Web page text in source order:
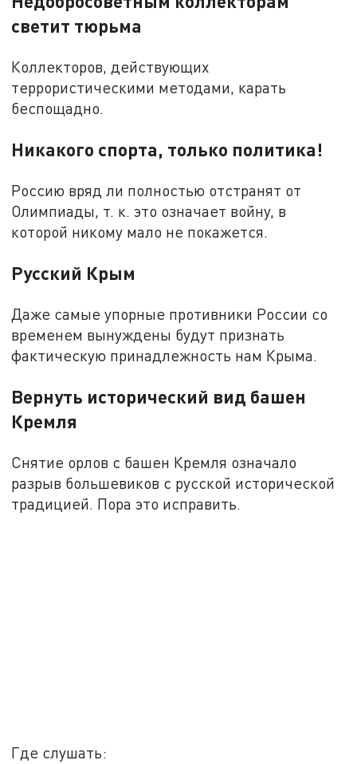
светит тюрьма
Коллекторов, действующих
террористическими методами, карать
беспощадно.
Никакого спорта, только политика!
Россию вряд ли полностью отстранят от
Олимпиады, т. к. это означает войну, в
которой никому мало не покажется.
Русский Крым
Даже самые упорные противники России со
временем вынуждены будут признать
фактическую принадлежность нам Крыма.
Вернуть исторический вид башен
Кремля
Снятие орлов с башен Кремля означало
разрыв большевиков с русской исторической
традицией. Пора это исправить.
Где слушать: